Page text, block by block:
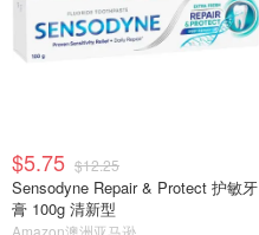
$5.75 $12.25
Sensodyne Repair & Protect 护敏牙
膏 100g 清新型
Amazon澳洲亚马逊